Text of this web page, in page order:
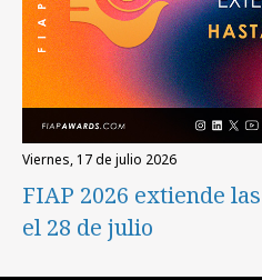
viernes, 17 de julio 2026
FIAP 2026 extiende
el 28 de julio